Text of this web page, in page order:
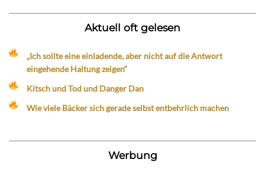
Aktuell oft gelesen
„Ich sollte eine einladende, aber nicht auf die Antwort
eingehende Haltung zeigen“
Kitsch und Tod und Danger Dan
Wie viele Bäcker sich gerade selbst entbehrlich machen
Werbung